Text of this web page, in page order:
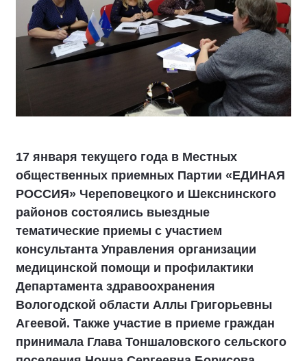
17 января текущего года в Местных
общественных приемных Партии «ЕДИНАЯ
РОССИЯ» Череповецкого и Шекснинского
районов состоялись выездные
тематические приемы с участием
консультанта Управления организации
медицинской помощи и профилактики
Департамента здравоохранения
Вологодской области Аллы Григорьевны
Агеевой. Также участие в приеме граждан
принимала Глава Тоншаловского сельского